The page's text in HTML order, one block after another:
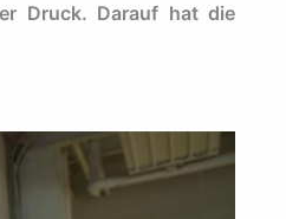
Druck. Darauf hat die